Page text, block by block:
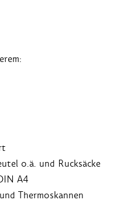
o.ä. und Rucksäcke
A4
Thermoskannen